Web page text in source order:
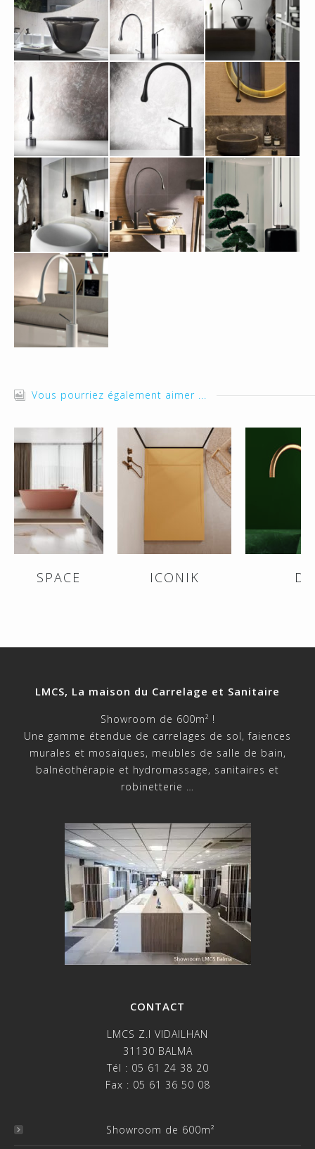
Vous pourriez également aimer ...
SPACE ICONIK
LMCS, La maison du Carrelage et Sanitaire
Showroom de 600m² !
Une gamme étendue de carrelages de sol, faiences
murales et mosaiques, meubles de salle de bain,
balnéothérapie et hydromassage, sanitaires et
robinetterie …
CONTACT
LMCS Z.I VIDAILHAN
31130 BALMA
Tél : 05 61 24 38 20
Fax : 05 61 36 50 08
Showroom de 600m²